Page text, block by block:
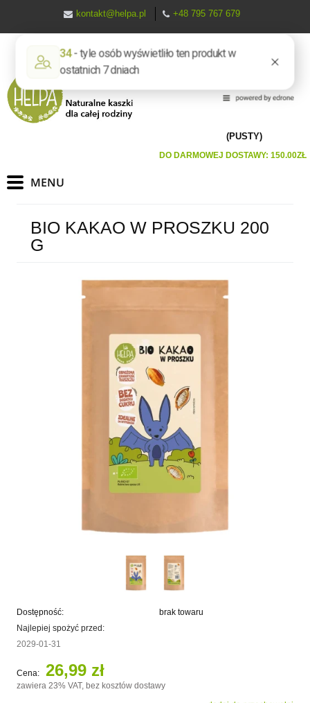
kontakt@helpa.pl +48 795 767 679
(PUSTY)
DO DARMOWEJ DOSTAWY: 150.00ZŁ
BIO KAKAO W PROSZKU 200
G
Dostępność:
brak towaru
Najlepiej spożyć przed:
2029-01-31
Cena: 26,99 zł
zawiera 23% VAT, bez kosztów dostawy